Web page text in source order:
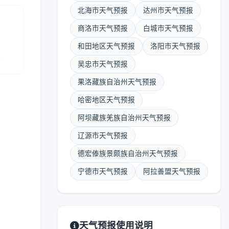
北海市天气预报 达州市天气预报
商洛市天气预报 白城市天气预报
和田地区天气预报 洛阳市天气预报
吴忠市天气预报
果洛藏族自治州天气预报
哈密地区天气预报
阿坝藏族羌族自治州天气预报
辽源市天气预报
德宏傣族景颇族自治州天气预报
宁德市天气预报 阿拉善盟天气预报
天气预报使用说明